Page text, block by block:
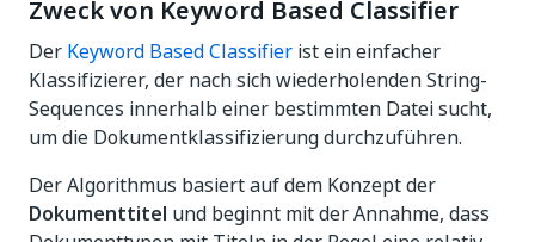
Zweck von Keyword Based Classifier
Der Keyword Based Classifier ist ein einfacher
Klassifizierer, der nach sich wiederholenden String-
Sequences innerhalb einer bestimmten Datei sucht,
um die Dokumentklassifizierung durchzuführen.
Der Algorithmus basiert auf dem Konzept der
Dokumenttitel und beginnt mit der Annahme, dass